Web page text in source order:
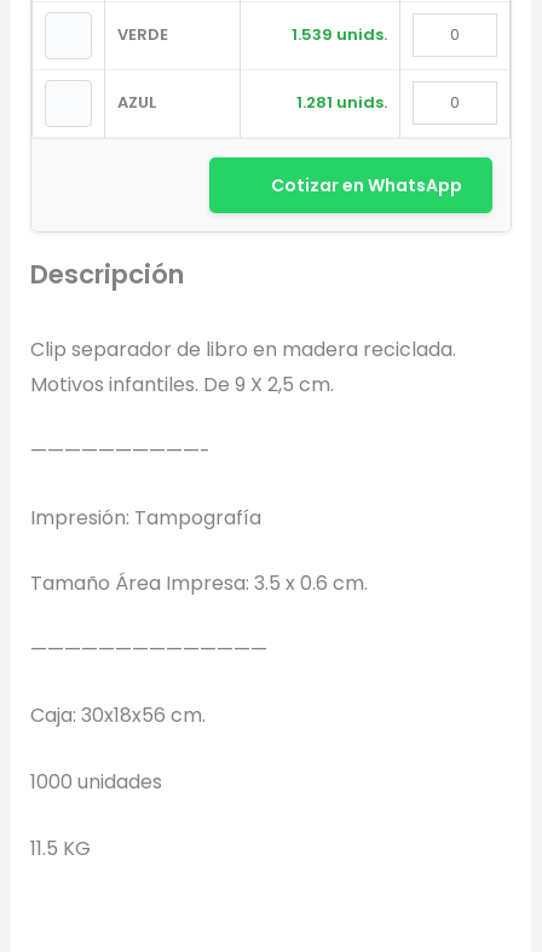
con IA
o haz clic para explorar tus archivos
transparente.
Full Color
VERDE 1.539 unids.
AZUL 1.281 unids.
Cotizar en WhatsApp
Descripción
Clip separador de libro en madera reciclada.
Motivos infantiles. De 9 X 2,5 cm.
——————————-
Impresión: Tampografía
Tamaño Área Impresa: 3.5 x 0.6 cm.
——————————————
Caja: 30x18x56 cm.
1000 unidades
11.5 KG